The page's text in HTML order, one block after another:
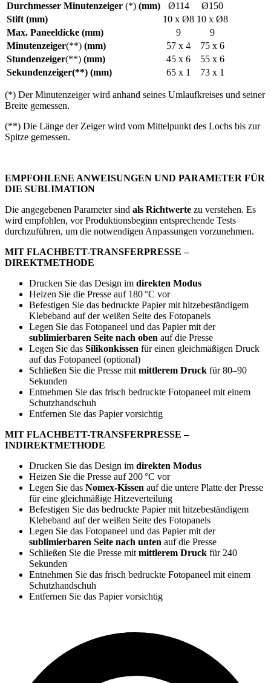
Durchmesser Minutenzeiger (*) (mm) Ø114
Ø150
Stift (mm)
10 x Ø8 10 x Ø8
Max. Paneeldicke (mm)
9
9
Minutenzeiger(**) (mm) 57 x 4
75 x 6
Stundenzeiger(**) (mm) 45 x 6
55 x 6
Sekundenzeiger(**) (mm) 65 x 1 73 x 1
(*) Der Minutenzeiger wird anhand seines Umlaufkreises und seiner
Breite gemessen.
(**) Die Länge der Zeiger wird vom Mittelpunkt des Lochs bis zur
Spitze gemessen.
EMPFOHLENE ANWEISUNGEN UND PARAMETER FÜR
DIE SUBLIMATION
Die angegebenen Parameter sind als Richtwerte zu verstehen. Es
wird empfohlen, vor Produktionsbeginn entsprechende Tests
durchzuführen, um die notwendigen Anpassungen vorzunehmen.
MIT FLACHBETT-TRANSFERPRESSE –
DIREKTMETHODE
Drucken Sie das Design im direkten Modus
Heizen Sie die Presse auf 180 °C vor
Befestigen Sie das bedruckte Papier mit hitzebeständigem
Klebeband auf der weißen Seite des Fotopanels
Legen Sie das Fotopaneel und das Papier mit der
sublimierbaren Seite nach oben auf die Presse
Legen Sie das Silikonkissen für einen gleichmäßigen Druck
auf das Fotopaneel (optional)
Schließen Sie die Presse mitmittlerem Druck für80–90
Sekunden
Entnehmen Sie das frisch bedruckte Fotopaneel mit einem
Schutzhandschuh
Entfernen Sie das Papier vorsichtig
MIT FLACHBETT-TRANSFERPRESSE –
INDIREKTMETHODE
Drucken Sie das Design im direkten Modus
Heizen Sie die Presse auf200 °C vor
Legen Sie das Nomex-Kissen auf die untere Platte der Presse
für eine gleichmäßige Hitzeverteilung
Befestigen Sie das bedruckte Papier mit hitzebeständigem
Klebeband auf der weißen Seite des Fotopanels
Legen Sie das Fotopaneel und das Papier mit der
sublimierbaren Seite nach unten auf die Presse
Schließen Sie die Presse mitmittlerem Druck für240
Sekunden
Entnehmen Sie das frisch bedruckte Fotopaneel mit einem
Schutzhandschuh
Entfernen Sie das Papier vorsichtig